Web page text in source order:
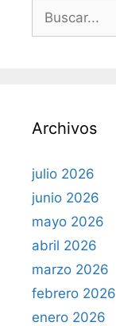
:
Archivos
julio 2026
junio 2026
mayo 2026
abril 2026
marzo 2026
febrero 2026
enero 2026